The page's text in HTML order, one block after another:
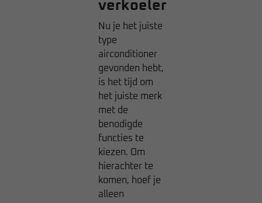
verkoeler
Nu je het juiste
type
airconditioner
gevonden hebt,
is het tijd om
het juiste merk
met de
benodigde
functies te
kiezen. Om
hierachter te
komen, hoef je
alleen